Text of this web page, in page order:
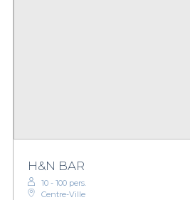
H&N BAR
10 - 100 pers.
Centre-Ville